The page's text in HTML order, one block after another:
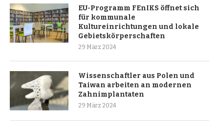
EU-Programm FEnIKS öffnet sich
für kommunale
Kultureinrichtungen und lokale
Gebietskörperschaften
29 März 2024
Wissenschaftler aus Polen und
Taiwan arbeiten an modernen
Zahnimplantaten
29 März 2024